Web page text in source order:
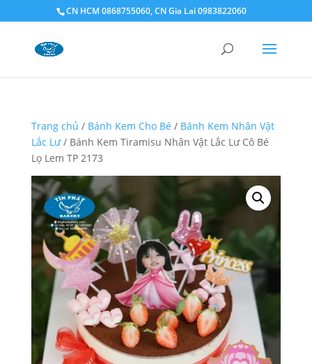
CN HCM 0868755060, CN Gia Lai 0983822060
Trang chủ / Bánh Kem Cho Bé / Bánh Kem Nhân Vật
Lắc Lư/ Bánh Kem Tiramisu Nhân Vật Lắc Lư Cô Bé
Lọ Lem TP 2173